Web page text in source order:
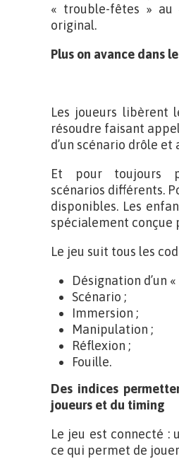
« trouble-fêtes » au
original.
Plus on avance dans
Les joueurs libèrent
résoudre faisant
d’un scénario drôle et
Et pour toujours
scénarios différents.
disponibles. Les
spécialement conçue
Le jeu suit tous les
Désignation d’un
Scénario ;
Immersion ;
Manipulation ;
Réflexion ;
Fouille.
Des indices
joueurs et du timing
Le jeu est connecté :
ce qui permet de